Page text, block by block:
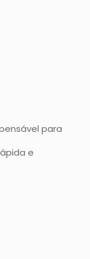
para
e